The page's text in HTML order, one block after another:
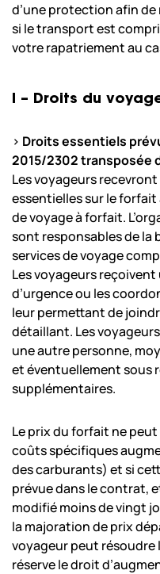
d’une protection afin
si le transport est
votre rapatriement au
I – Droits du
> Droits essentiels
2015/2302 transposée
Les voyageurs
essentielles sur le
de voyage à forfait.
sont responsables de la
services de voyage
Les voyageurs
d’urgence ou les
leur permettant de
détaillant. Les
une autre personne,
et éventuellement sous
supplémentaires.
Le prix du forfait ne
coûts spécifiques
des carburants) et si
prévue dans le contrat,
modifié moins de vingt
la majoration de prix
voyageur peut résoudre
réserve le droit